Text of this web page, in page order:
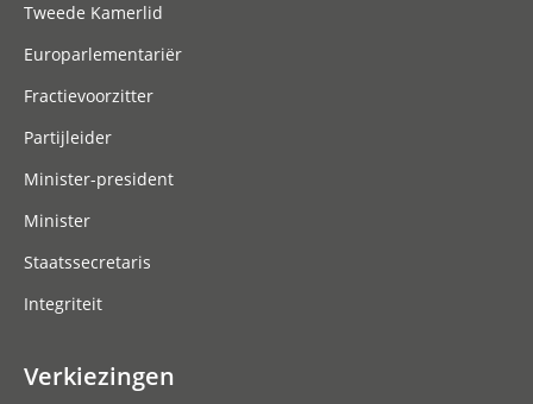
Tweede Kamerlid
Europarlementariër
Fractievoorzitter
Partijleider
Minister-president
Minister
Staatssecretaris
Integriteit
Verkiezingen